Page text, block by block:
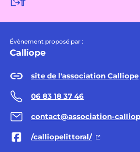
Évènement proposé par :
Calliope
site de l'association Calliope
06 83 18 37 46
contact@association-
/calliopelittoral/